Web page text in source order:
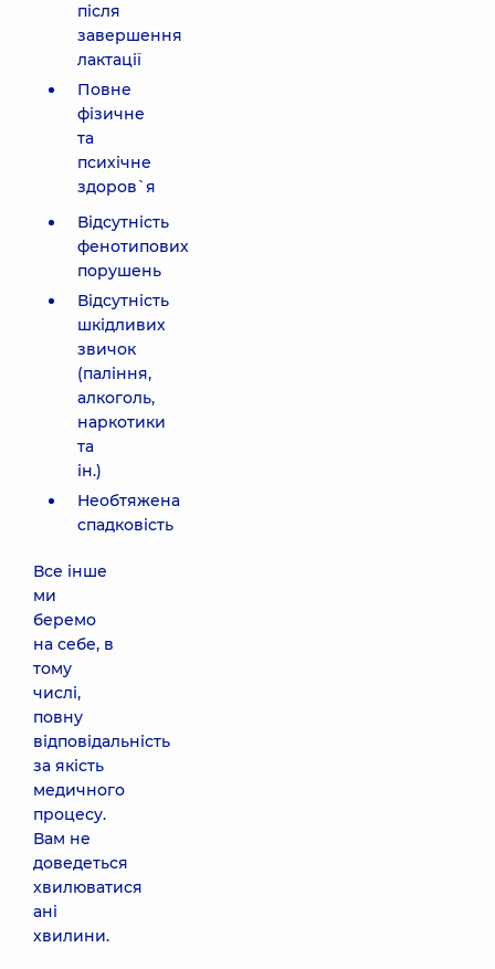
після
завершення
лактації
Повне
фізичне
та
психічне
здоров`я
Відсутність
фенотипових
порушень
Відсутність
шкідливих
звичок
(паління,
алкоголь,
наркотики
та
ін.)
Необтяжена
спадковість
Все інше
ми
беремо
на себе, в
тому
числі,
повну
відповідальність
за якість
медичного
процесу.
Вам не
доведеться
хвилюватися
ані
хвилини.